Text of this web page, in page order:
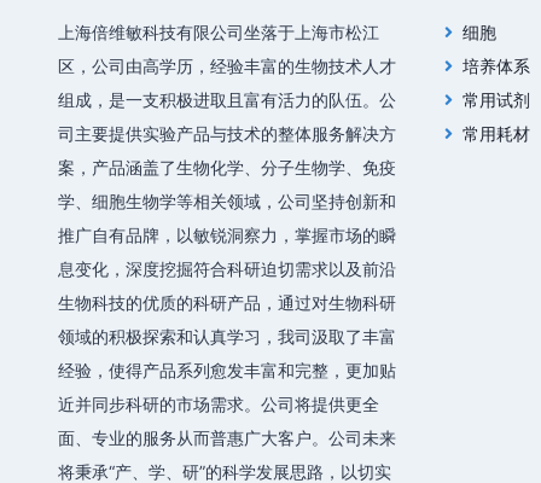
上海倍维敏科技有限公司坐落于上海市松江
区，公司由高学历，经验丰富的生物技术人才
组成，是一支积极进取且富有活力的队伍。公
司主要提供实验产品与技术的整体服务解决方
案，产品涵盖了生物化学、分子生物学、免疫
学、细胞生物学等相关领域，公司坚持创新和
推广自有品牌，以敏锐洞察力，掌握市场的瞬
息变化，深度挖掘符合科研迫切需求以及前沿
生物科技的优质的科研产品，通过对生物科研
领域的积极探索和认真学习，我司汲取了丰富
经验，使得产品系列愈发丰富和完整，更加贴
近并同步科研的市场需求。公司将提供更全
面、专业的服务从而普惠广大客户。公司未来
将秉承“产、学、研”的科学发展思路，以切实
细胞
培养体系
常用试剂
常用耗材